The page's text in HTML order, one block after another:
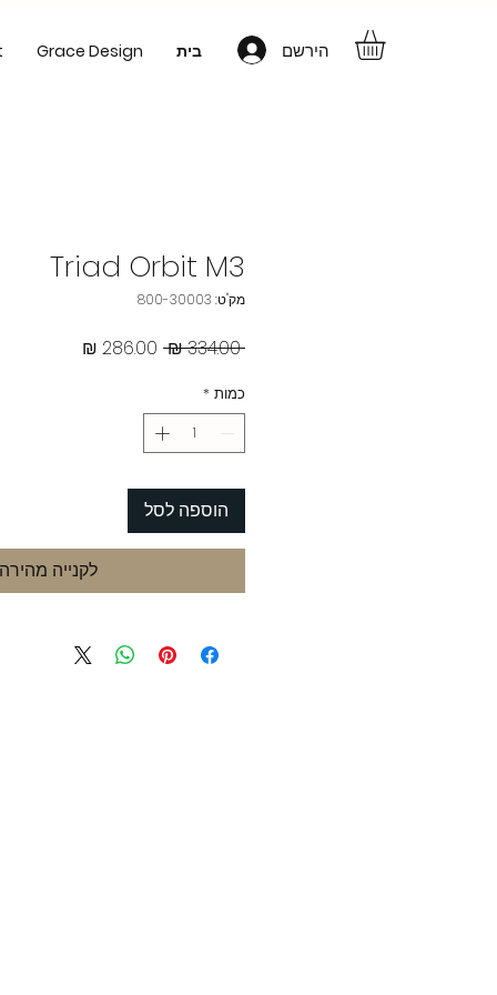
הירשם בית Grace Design
Triad Orbit M3
מק"ט: 800-30003
‏334.00 ‏₪
מחיר
כמות *
הוספה לסל
לקנייה מהירה